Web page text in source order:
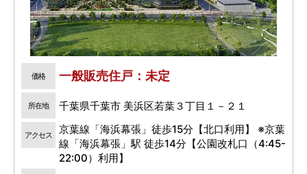
価格 一般販売住戸：未定
所在地 千葉県千葉市 美浜区若葉３丁目１－２１
アクセス
京葉線「海浜幕張」徒歩15分【北口利用】 ※京葉
線「海浜幕張」駅 徒歩14分【公園改札口（4:45-
22:00）利用】